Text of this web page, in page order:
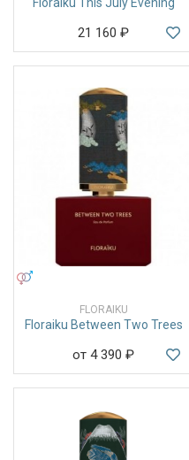
21 160 ₽
FLORAIKU
Floraiku Between Two Trees
от 4 390 ₽